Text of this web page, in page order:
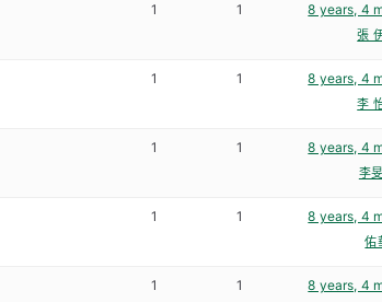
1 1 8 years, 4
張
1 1 8 years, 4
李
1 1 8 years, 4
李
1 1 8 years, 4
佑
1 1 8 years, 4